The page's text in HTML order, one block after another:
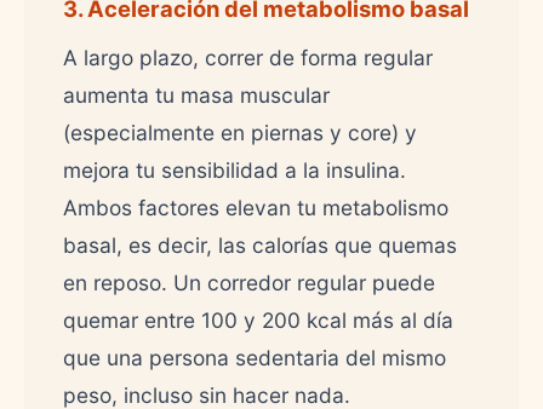
3. Aceleración del metabolismo basal
A largo plazo, correr de forma regular
aumenta tu masa muscular
(especialmente en piernas y core) y
mejora tu sensibilidad a la insulina.
Ambos factores elevan tu metabolismo
basal, es decir, las calorías que quemas
en reposo. Un corredor regular puede
quemar entre 100 y 200 kcal más al día
que una persona sedentaria del mismo
peso, incluso sin hacer nada.